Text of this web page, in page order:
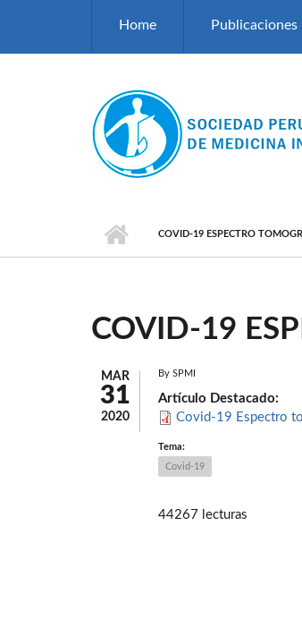
Home Publicaciones
COVID-19 ESPECTRO
COVID-19
MAR
31
2020
By SPMI
Artículo Destacado:
Covid-19 Espectro
Tema:
Covid-19
44267 lecturas